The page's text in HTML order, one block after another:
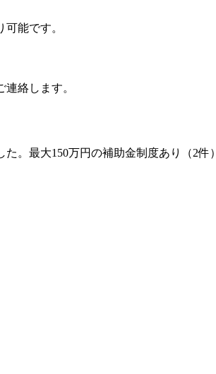
能です。
絡します。
。 最大150万円の補助金制度あり（2件）